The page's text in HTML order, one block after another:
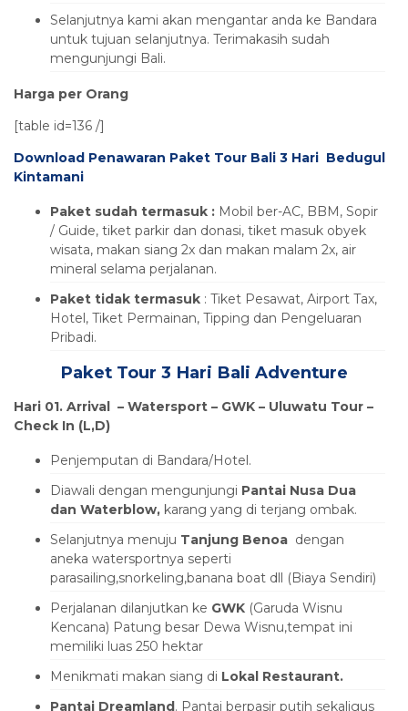
Selanjutnya kami akan mengantar anda ke Bandara
untuk tujuan selanjutnya. Terimakasih sudah
mengunjungi Bali.
Harga per Orang
[table id=136 /]
Download Penawaran Paket Tour Bali 3 Hari Bedugul
Kintamani
Paket sudah termasuk : Mobil ber-AC, BBM, Sopir
/ Guide, tiket parkir dan donasi, tiket masuk obyek
wisata, makan siang 2x dan makan malam 2x, air
mineral selama perjalanan.
Paket tidak termasuk : Tiket Pesawat, Airport Tax,
Hotel, Tiket Permainan, Tipping dan Pengeluaran
Pribadi.
Paket Tour 3 Hari Bali Adventure
Hari 01. Arrival – Watersport – GWK – Uluwatu Tour –
Check In (L,D)
Penjemputan di Bandara/Hotel.
Diawali dengan mengunjungi Pantai Nusa Dua
dan Waterblow, karang yang di terjang ombak.
Selanjutnya menuju Tanjung Benoa dengan
aneka watersportnya seperti
parasailing,snorkeling,banana boat dll (Biaya Sendiri)
Perjalanan dilanjutkan ke GWK (Garuda Wisnu
Kencana) Patung besar Dewa Wisnu,tempat ini
memiliki luas 250 hektar
Menikmati makan siang di Lokal Restaurant.
Pantai Dreamland . Pantai berpasir putih sekaligus